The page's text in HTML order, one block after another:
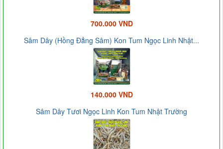
700.000 VND
Sâm Dây (Hồng Đẳng Sâm) Kon Tum Ngọc Linh Nhật...
140.000 VND
Sâm Dây Tươi Ngọc Linh Kon Tum Nhật Trường